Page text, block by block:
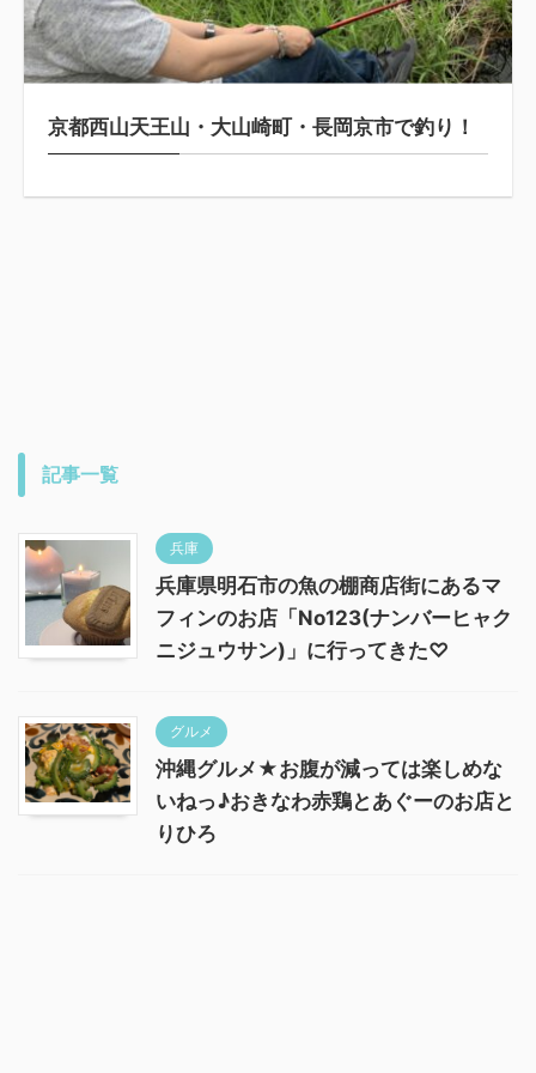
京都西山天王山・大山崎町・長岡京市で釣り！
記事一覧
兵庫
兵庫県明石市の魚の棚商店街にあるマ
フィンのお店「No123(ナンバーヒャク
ニジュウサン)」に行ってきた♡
グルメ
沖縄グルメ★お腹が減っては楽しめな
いねっ♪おきなわ赤鶏とあぐーのお店と
りひろ